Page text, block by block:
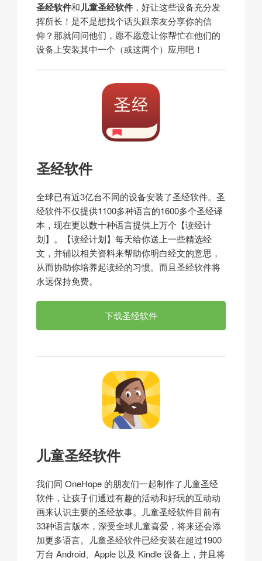
圣经软件和儿童圣经软件 ，好让这些设备充分发
挥所长！是不是想找个话头跟亲友分享你的信
仰？那就问问他们，愿不愿意让你帮忙在他们的
设备上安装其中一个（或这两个）应用吧！
圣经软件
全球已有近3亿台不同的设备安装了圣经软件。圣
经软件不仅提供1100多种语言的1600多个圣经译
本，现在更以数十种语言提供上万个【读经计
划】。【读经计划】每天给你送上一些精选经
文，并辅以相关资料来帮助你明白经文的意思，
从而协助你培养起读经的习惯。而且圣经软件将
永远保持免费。
下载圣经软件
儿童圣经软件
我们同 OneHope 的朋友们一起制作了儿童圣经
软件，让孩子们通过有趣的活动和好玩的互动动
画来认识主要的圣经故事。儿童圣经软件目前有
33种语言版本，深受全球儿童喜爱，将来还会添
加更多语言。儿童圣经软件已经安装在超过1900
万台 Android、Apple 以及 Kindle 设备上，并且将